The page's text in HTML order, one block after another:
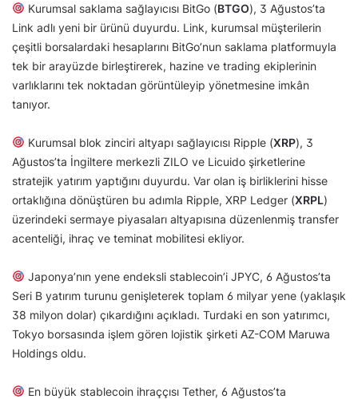
Kurumsal saklama sağlayıcısı BitGo (BTGO), 3 Ağustos’ta
Link adlı yeni bir ürünü duyurdu. Link, kurumsal müşterilerin
çeşitli borsalardaki hesaplarını BitGo’nun saklama platformuyla
tek bir arayüzde birleştirerek, hazine ve trading ekiplerinin
varlıklarını tek noktadan görüntüleyip yönetmesine imkân
tanıyor.
Kurumsal blok zinciri altyapı sağlayıcısı Ripple (XRP), 3
Ağustos’ta İngiltere merkezli ZILO ve Licuido şirketlerine
stratejik yatırım yaptığını duyurdu. Var olan iş birliklerini hisse
ortaklığına dönüştüren bu adımla Ripple, XRP Ledger (XRPL)
üzerindeki sermaye piyasaları altyapısına düzenlenmiş transfer
acenteliği, ihraç ve teminat mobilitesi ekliyor.
Japonya’nın yene endeksli stablecoin’i JPYC, 6 Ağustos’ta
Seri B yatırım turunu genişleterek toplam 6 milyar yene (yaklaşık
38 milyon dolar) çıkardığını açıkladı. Turdaki en son yatırımcı,
Tokyo borsasında işlem gören lojistik şirketi AZ-COM Maruwa
Holdings oldu.
En büyük stablecoin ihraççısı Tether, 6 Ağustos’ta